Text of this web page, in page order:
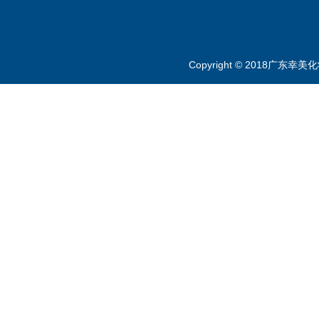
Copyright © 2018广东幸美